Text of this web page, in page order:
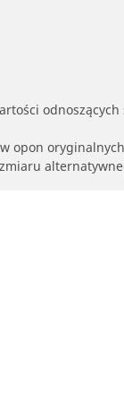
opon